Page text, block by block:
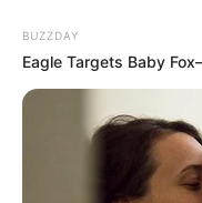
BUZZDAY
Eagle Targets Baby